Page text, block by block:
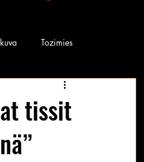
Tozimies
Instagramin Beibit
Tatuointi
tissit